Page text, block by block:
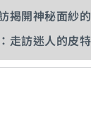
揭開神秘面紗
走訪迷人的皮